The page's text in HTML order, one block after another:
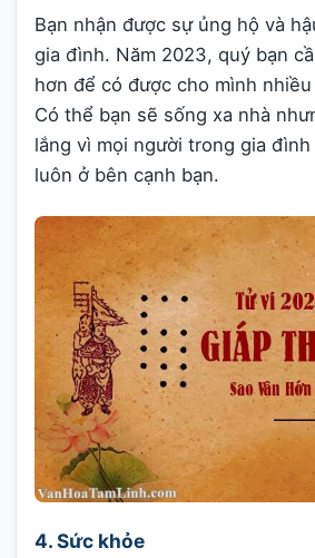
Bạn nhận được sự ủng hộ và
gia đình. Năm 2023, quý bạn
hơn để có được cho mình
Có thể bạn sẽ sống xa nhà
lắng vì mọi người trong gia
luôn ở bên cạnh bạn.
4. Sức khỏe